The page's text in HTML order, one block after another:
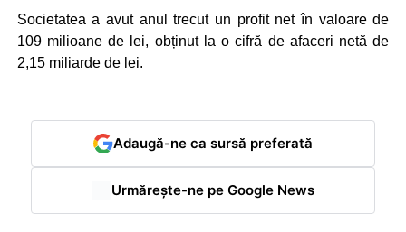
Societatea a avut anul trecut un profit net în valoare de
109 milioane de lei, obținut la o cifră de afaceri netă de
2,15 miliarde de lei.
Adaugă-ne ca sursă preferată
Urmărește-ne pe Google News